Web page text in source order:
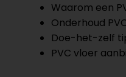
Waarom een
Onderhoud
Doe-het-zelf
PVC vloer